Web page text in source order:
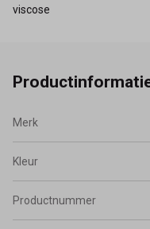
viscose
Merk
Kleur
Productnummer